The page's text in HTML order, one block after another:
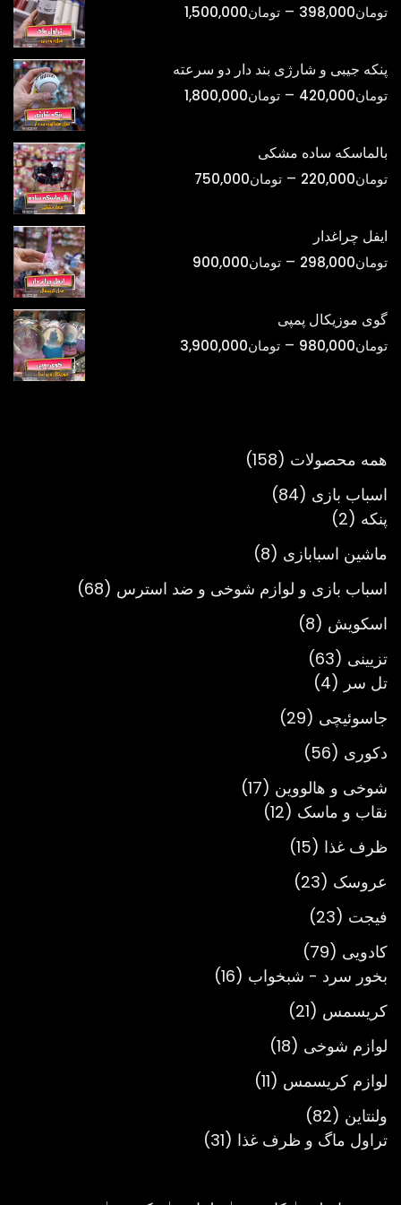
تومان398,000
– تومان1,500,000محدوده
پنکه جیبی و شارژی بند دار دو سرعته
تومان420,000
– تومان1,800,000محدوده
تومان420,000
بالماسکه ساده مشکی
تومان220,000
– تومان750,000
تومان750,000
ایفل چراغدار
تومان298,000
– تومان900,000
تومان900,000
گوی موزیکال پمپی
تومان980,000
– تومان3,900,000
همه محصولات
158
158
اسباب بازی 84
84
پنکه 2
2
محصول
ماشین اسبابازی 8
8
اسباب بازی و لوازم شوخی و ضد استرس 68
68
اسکویش 8
8
تزیینی 63
63
محصول
تل سر 4
4
محصول
جاسوئیچی 29
29
دکوری 56
56
محصول
شوخی و هالووین 17
17
نقاب و ماسک 12
12
ظرف غذا 15
15
محصول
عروسک 23
23
فیجت 23
23
محصول
کادویی 79
79
محصول
بخور سرد - شبخواب 16
16
کریسمس 21
21
محصول
لوازم شوخی 18
18
محصول
لوازم کریسمس 11
11
ولنتاین 82
82
محصول
تراول ماگ و ظرف غذا 31
31